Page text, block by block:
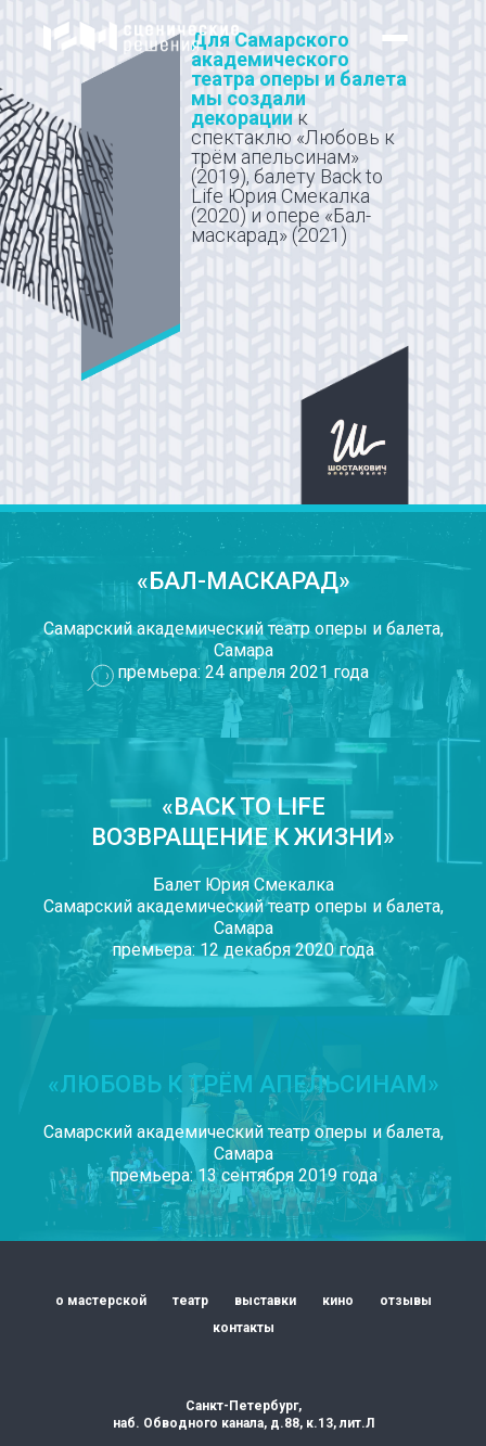
У НАС
Для Самарского
академического
театра оперы и балета
мы создали
декорации к
спектаклю «Любовь к
трём апельсинам»
(2019), балету Back to
Life Юрия Смекалка
(2020) и опере «Бал-
маскарад» (2021)
«БАЛ-МАСКАРАД»
Самарский академический театр оперы и балета,
Самара
премьера: 24 апреля 2021 года
«BACK TO LIFE
ВОЗВРАЩЕНИЕ К ЖИЗНИ»
Балет Юрия Смекалка
Самарский академический театр оперы и балета,
Самара
премьера: 12 декабря 2020 года
«ЛЮБОВЬ К ТРЁМ АПЕЛЬСИНАМ»
Самарский академический театр оперы и балета,
Самара
премьера: 13 сентября 2019 года
о мастерской театр выставки кино
отзывы
контакты
Санкт-Петербург,
наб. Обводного канала, д.88, к.13, лит.Л